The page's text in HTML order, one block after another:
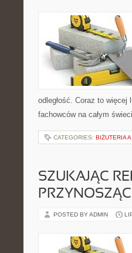
odległość. Coraz to
fachowców na całym
CATEGORIES: BIŻUTERIA
SZUKAJĄC
POSTED BY ADMIN